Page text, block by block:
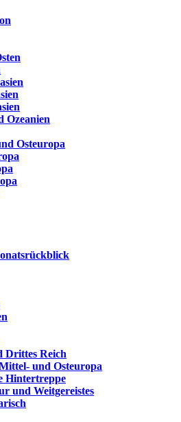
Weisheit
Ozeanien
Osteuropa
Drittes Reich
und Osteuropa
Hintertreppe
und Weitgereistes